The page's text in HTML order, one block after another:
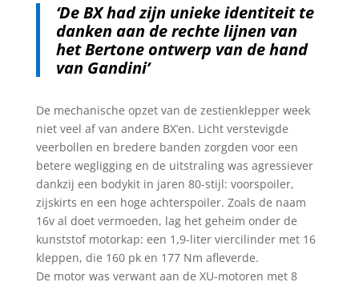
‘De BX had zijn unieke identiteit te
danken aan de rechte lijnen van
het Bertone ontwerp van de hand
van Gandini’
De mechanische opzet van de zestienklepper week
niet veel af van andere BX’en. Licht verstevigde
veerbollen en bredere banden zorgden voor een
betere wegligging en de uitstraling was agressiever
dankzij een bodykit in jaren 80-stijl: voorspoiler,
zijskirts en een hoge achterspoiler. Zoals de naam
16v al doet vermoeden, lag het geheim onder de
kunststof motorkap: een 1,9-liter viercilinder met 16
kleppen, die 160 pk en 177 Nm afleverde.
De motor was verwant aan de XU-motoren met 8